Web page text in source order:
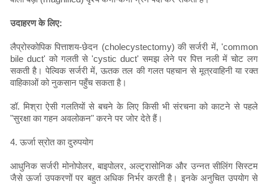
उदाहरण के लिए:
लैप्रोस्कोपिक पित्ताशय-छेदन (cholecystectomy) की सर्जरी में, 'common
bile duct' को गलती से 'cystic duct' समझ लेने पर पित्त नली में चोट लग
सकती है। पेल्विक सर्जरी में, ऊतक तल की गलत पहचान से मूत्रवाहिनी या रक्त
वाहिकाओं को नुकसान पहुँच सकता है।
डॉ. मिश्रा ऐसी गलतियों से बचने के लिए किसी भी संरचना को काटने से पहले
"सुरक्षा का गहन अवलोकन" करने पर जोर देते हैं।
4. ऊर्जा स्रोत का दुरुपयोग
आधुनिक सर्जरी मोनोपोलर, बाइपोलर, अल्ट्रासोनिक और उन्नत सीलिंग सिस्टम
जैसे ऊर्जा उपकरणों पर बहुत अधिक निर्भर करती है। इनके अनुचित उपयोग से